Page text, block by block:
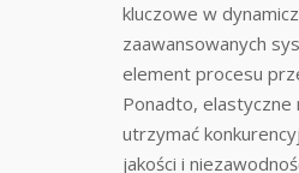
kluczowe w
zaawansowanych
element procesu
Ponadto, elastyczne
utrzymać
jakości i